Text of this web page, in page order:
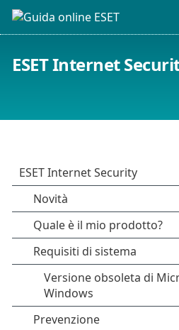
ESET Internet